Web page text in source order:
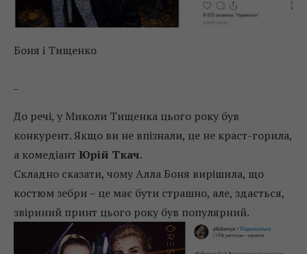
Боня і Тищенко
До речі, у Миколи Тищенка цього року був
конкурент. Якщо ви не впізнали, це не краст-горила,
а комедіант Юрій Ткач.
Складно сказати, чому Алла Боня вирішила, що
костюм зебри – це має бути страшно, але, здається,
звіриний принт цього року був популярний.